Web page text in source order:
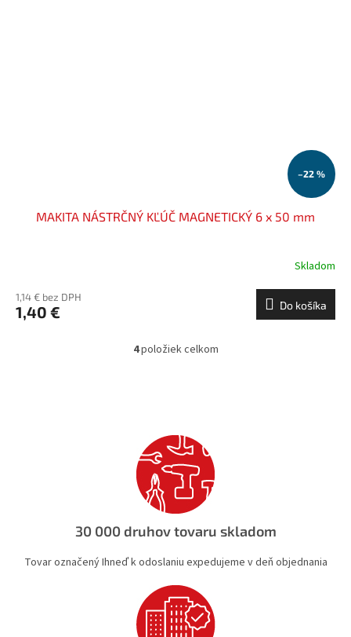
–22 %
MAKITA NÁSTRČNÝ KĽÚČ MAGNETICKÝ 6 x 50 mm
Skladom
1,14 € bez DPH
1,40 € Do košíka
O
c
i
e
p
r
k
v
p
i
s
4položiek celkom
30 000 druhov tovaru skladom
Tovar označený Ihneď k odoslaniu expedujeme v deň objednania